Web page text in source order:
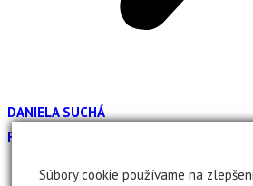
DANIELA SUCHÁ
FOTO: ŠTEFAN SUCHÝ
Súbory cookie používame na